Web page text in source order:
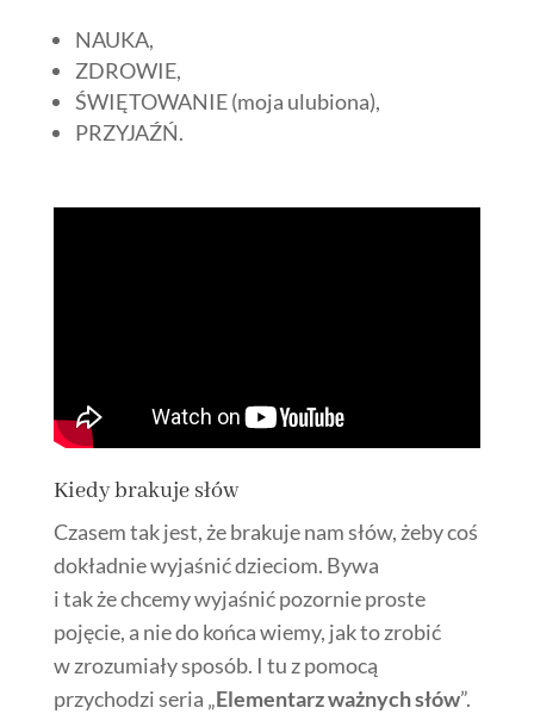
NAUKA,
ZDROWIE,
ŚWIĘTOWANIE (moja ulubiona),
PRZYJAŹŃ.
Kiedy brakuje słów
Czasem tak jest, że brakuje nam słów, żeby coś
dokładnie wyjaśnić dzieciom. Bywa
i tak że chcemy wyjaśnić pozornie proste
pojęcie, a nie do końca wiemy, jak to zrobić
w zrozumiały sposób. I tu z pomocą
przychodzi seria „Elementarz ważnych słów”.